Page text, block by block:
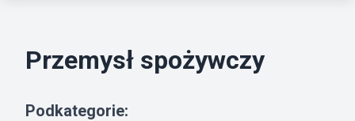
Przemysł spożywczy
Podkategorie: